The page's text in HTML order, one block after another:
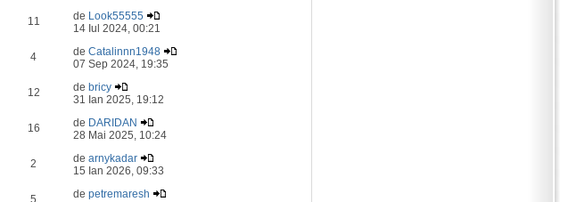
11 de Look55555
14 Iul 2024, 00:21
4 deCatalinnn1948
07 Sep 2024, 19:35
12 de bricy
31 Ian 2025, 19:12
16 de DARIDAN
28 Mai 2025, 10:24
2 dearnykadar
15 Ian 2026, 09:33
5 depetremaresh